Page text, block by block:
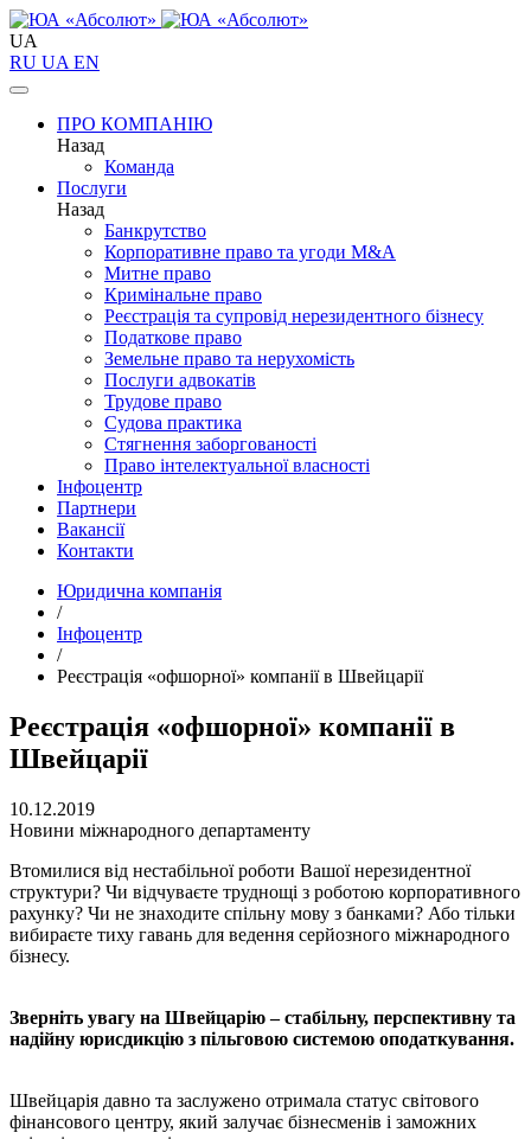
UA
RU UA EN
ПРО КОМПАНІЮ
Назад
Команда
Послуги
Назад
Банкрутство
Корпоративне право та угоди M&A
Митне право
Кримінальне право
Реєстрація та супровід нерезидентного бізнесу
Податкове право
Земельне право та нерухомість
Послуги адвокатів
Трудове право
Судова практика
Стягнення заборгованості
Право інтелектуальної власності
Інфоцентр
Партнери
Вакансії
Контакти
Юридична компанія
/
Інфоцентр
/
Реєстрація «офшорної» компанії в Швейцарії
Реєстрація «офшорної» компанії в
Швейцарії
10.12.2019
Новини міжнародного департаменту
Втомилися від нестабільної роботи Вашої нерезидентної
структури? Чи відчуваєте труднощі з роботою корпоративного
рахунку? Чи не знаходите спільну мову з банками? Або тільки
вибираєте тиху гавань для ведення серйозного міжнародного
бізнесу.
Зверніть увагу на Швейцарію – стабільну, перспективну та
надійну юрисдикцію з пільговою системою оподаткування.
Швейцарія давно та заслужено отримала статус світового
фінансового центру, який залучає бізнесменів і заможних